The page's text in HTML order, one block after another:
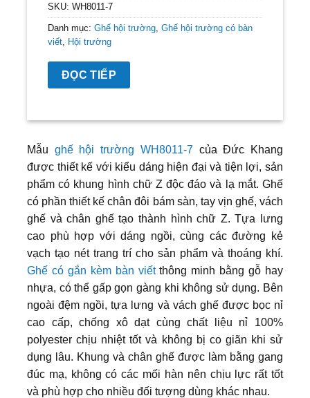
SKU: WH8011-7
Danh mục: Ghế hội trường, Ghế hội trường có bàn
viết, Hội trường
ĐỌC TIẾP
Mẫu ghế hội trường WH8011-7 của Đức Khang
được thiết kế với kiểu dáng hiện đại và tiện lợi, sản
phẩm có khung hình chữ Z độc đáo và lạ mắt. Ghế
có phần thiết kế chân đôi bám sàn, tay vịn ghế, vách
ghế và chân ghế tạo thành hình chữ Z. Tựa lưng
cao phù hợp với dáng ngồi, cùng các đường kẻ
vạch tạo nét trang trí cho sản phẩm và thoáng khí.
Ghế có gắn kèm bàn viếtthông minh bằng gỗ hay
nhựa, có thể gấp gọn gàng khi không sử dụng. Bên
ngoài đệm ngồi, tựa lưng và vách ghế được bọc nỉ
cao cấp, chống xô dạt cùng chất liệu nỉ 100%
polyester chịu nhiệt tốt và không bị co giãn khi sử
dụng lâu. Khung và chân ghế được làm bằng gang
đúc mạ, không có các mối hàn nên chịu lực rất tốt
và phù hợp cho nhiều đối tượng dùng khác nhau.